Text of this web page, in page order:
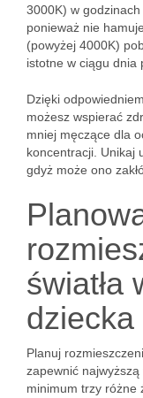
3000K) w godzinach
ponieważ nie
(powyżej 4000K)
istotne w ciągu dnia
Dzięki
możesz wspierać
mniej męczące dla
koncentracji. Unikaj
gdyż może ono
światła
dziecka
Planuj
zapewnić najwyższą
minimum trzy różne